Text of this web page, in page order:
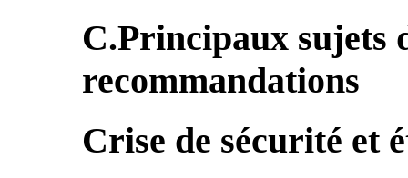
C.Principaux sujets
recommandations
Crise de sécurité et